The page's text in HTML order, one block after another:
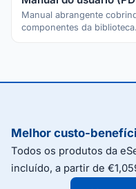
Manual abrangente
componentes da biblioteca.
Melhor custo-
Todos os produtos da
incluído, a partir de